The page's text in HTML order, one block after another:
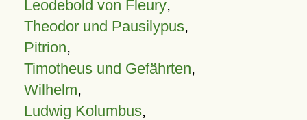
Leodebold von Fleury,
Theodor und Pausilypus,
Pitrion,
Timotheus und Gefährten,
Wilhelm,
Ludwig Kolumbus,